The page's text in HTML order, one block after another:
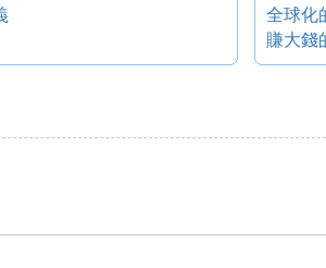
全球化
賺大錢